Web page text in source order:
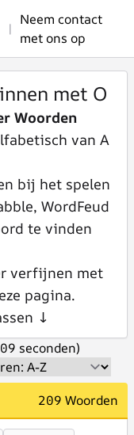
|
Neem contact
met ons op
met O
Woorden
van A
bij het spelen
WordFeud
te vinden
verfijnen met
pagina.
↓
seconden)
209 Woorden